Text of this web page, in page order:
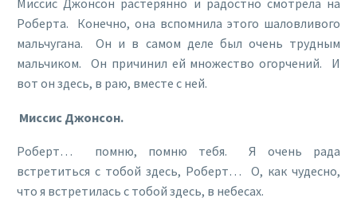
Миссис Джонсон растерянно и радостно смотрела на
Роберта. Конечно, она вспомнила этого шаловливого
мальчугана. Он и в самом деле был очень трудным
мальчиком. Он причинил ей множество огорчений. И
вот он здесь, в раю, вместе с ней.
Миссис Джонсон.
Роберт… помню, помню тебя. Я очень рада
встретиться с тобой здесь, Роберт… О, как чудесно,
что я встретилась с тобой здесь, в небесах.